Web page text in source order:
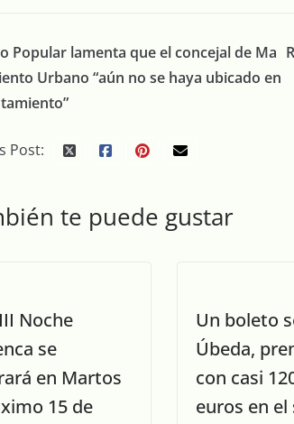
Popular lamenta que el concejal de Ma
Urbano “aún no se haya ubicado en
Post:
te puede gustar
Noche
se
en Martos
15 de
Un boleto
Úbeda,
con casi
euros en